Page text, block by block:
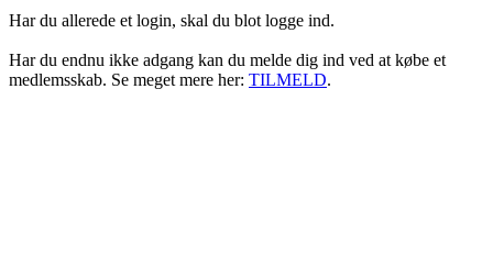
Har du allerede et login, skal du blot logge ind.
Har du endnu ikke adgang kan du melde dig ind ved at købe et
medlemsskab. Se meget mere her: TILMELD.